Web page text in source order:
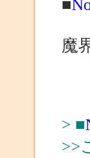
■
魔
> ■
>>